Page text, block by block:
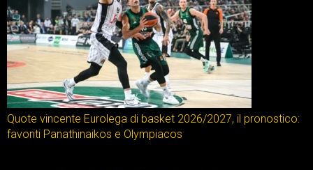
Quote vincente Eurolega di basket 2026/2027, il pronostico:
favoriti Panathinaikos e Olympiacos